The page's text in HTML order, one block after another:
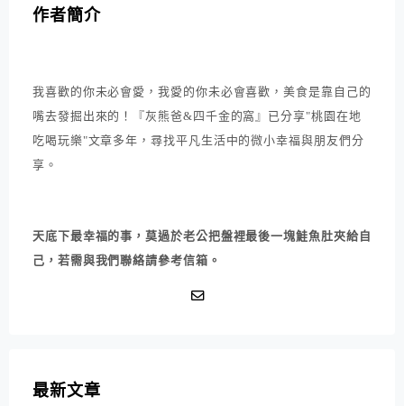
作者簡介
我喜歡的你未必會愛，我愛的你未必會喜歡，美食是靠自己的
嘴去發掘出來的！『灰熊爸&四千金的窩』已分享"桃園在地
吃喝玩樂"文章多年，尋找平凡生活中的微小幸福與朋友們分
享。
天底下最幸福的事，莫過於老公把盤裡最後一塊鮭魚肚夾給自
己，若需與我們聯絡請參考信箱。
最新文章